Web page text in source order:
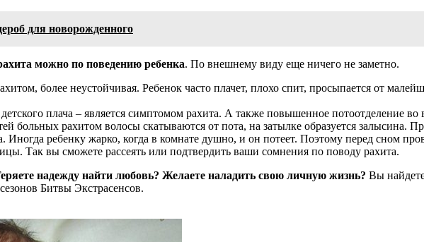
для новорожденного
можно по поведению ребенка. По внешнему виду еще ничего не заметно.
более неустойчивая. Ребенок часто плачет, плохо спит, просыпается от
плача – является симптомом рахита. А также повышенное потоотделение во
больных рахитом волосы скатываются от пота, на затылке образуется залысина.
Иногда ребенку жарко, когда в комнате душно, и он потеет. Поэтому перед сном
Так вы сможете рассеять или подтвердить ваши сомнения по поводу рахита.
надежду найти любовь? Желаете наладить свою личную жизнь? Вы
Битвы Экстрасенсов.